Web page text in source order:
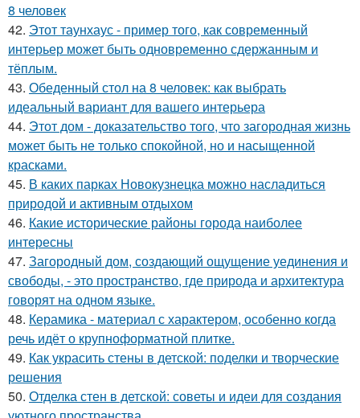
8 человек
42. Этот таунхаус - пример того, как современный
интерьер может быть одновременно сдержанным и
тёплым.
43. Обеденный стол на 8 человек: как выбрать
идеальный вариант для вашего интерьера
44. Этот дом - доказательство того, что загородная жизнь
может быть не только спокойной, но и насыщенной
красками.
45. В каких парках Новокузнецка можно насладиться
природой и активным отдыхом
46. Какие исторические районы города наиболее
интересны
47. Загородный дом, создающий ощущение уединения и
свободы, - это пространство, где природа и архитектура
говорят на одном языке.
48. Керамика - материал с характером, особенно когда
речь идёт о крупноформатной плитке.
49. Как украсить стены в детской: поделки и творческие
решения
50. Отделка стен в детской: советы и идеи для создания